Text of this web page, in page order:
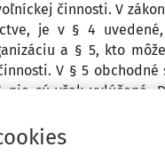
činnosti. V
je v § 4
a § 5, kto
V § 5 obchodné
nie sú však vylúčené.
V športovej